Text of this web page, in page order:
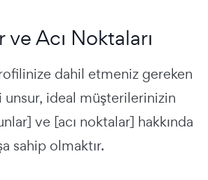
Acı Noktaları
dahil etmeniz gereken
ideal müşterilerinizin
ve [acı noktalar] hakkında
sahip olmaktır.